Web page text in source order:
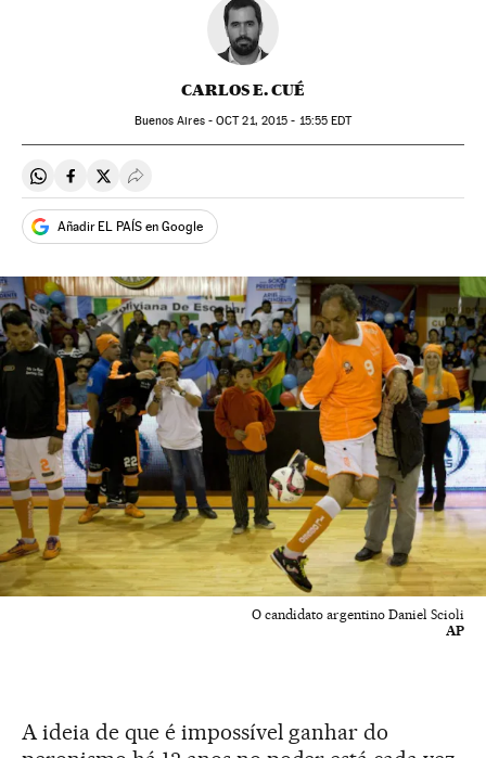
CARLOS E. CUÉ
Buenos Aires -OCT21, 2015 - 15:55 EDT
Compartir en Whatsapp
Compartir en Facebook
Compartir en Twitter
Desplegar Redes Sociales
Añadir EL PAÍS en Google
O candidato argentino Daniel Scioli
AP
A ideia de que é impossível ganhar do